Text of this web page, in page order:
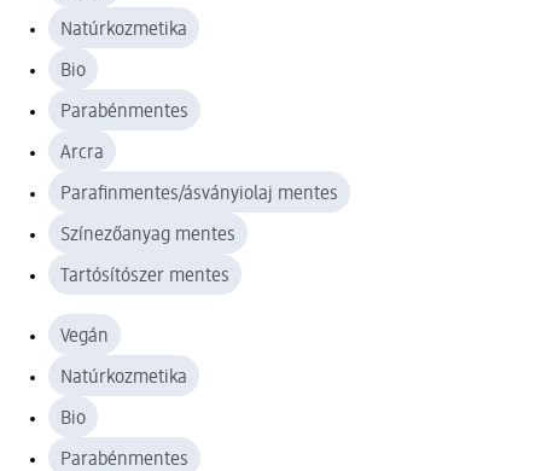
Natúrkozmetika
Bio
Parabénmentes
Arcra
Parafinmentes/ásványiolaj mentes
Színezőanyag mentes
Tartósítószer mentes
Vegán
Natúrkozmetika
Bio
Parabénmentes